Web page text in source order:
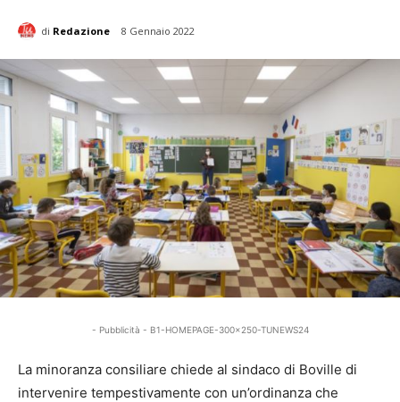
di Redazione 8 Gennaio 2022
- Pubblicità - B1-HOMEPAGE-300x250-TUNEWS24
La minoranza consiliare chiede al sindaco di Boville di
intervenire tempestivamente con un’ordinanza che